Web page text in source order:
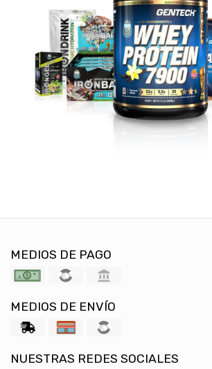
MEDIOS DE PAGO
MEDIOS DE ENVÍO
NUESTRAS REDES SOCIALES